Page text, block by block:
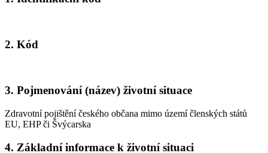
2. Kód
3. Pojmenování (název) životní situace
Zdravotní pojištění českého občana mimo území členských států
EU, EHP či Švýcarska
4. Základní informace k životní situaci